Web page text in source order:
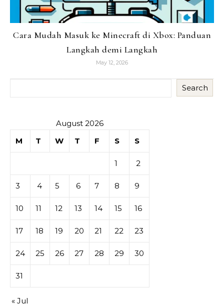
Cara Mudah Masuk ke Minecraft di Xbox: Panduan
Langkah demi Langkah
May 12, 2026
Search
August 2026
M
T W T F S S
1 2
3 4 5 6 7 8 9
10 11 12 13 14 15 16
17 18 19 20 21 22 23
24 25 26 27 28 29 30
31
« Jul